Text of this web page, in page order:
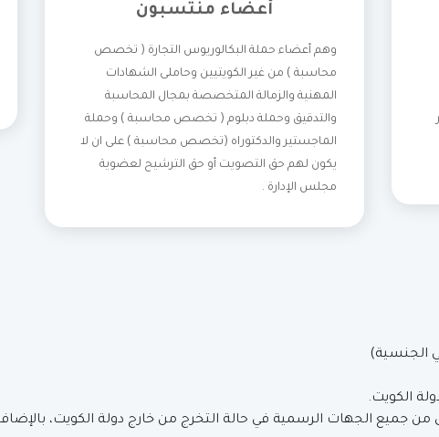
أعضاء منتسبون
وهم أعضاء حملة البكالوريوس التجارة ( تخصص
محاسبة ) من غير الكويتيين وحاملى الشهادات
المهنية والزمالة المتخصصة بمجال المحاسبة
والتدقيق وحملة دبلوم ( تخصص محاسبة ) وحملة
الماجستير والدكتوراه (تخصص محاسبة ) على ان لا
يكون لهم حق التصويت أو حق الترشيح لعضوية
مجلس الإدارة .
الجنسية)
الكويت.
الجهات الرسمية في حالة التخرج من خارج دولة الكويت،